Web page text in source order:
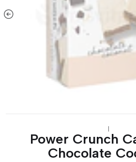
|
Power Crunch
Chocolate